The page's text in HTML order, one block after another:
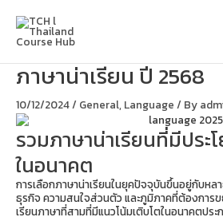
content
ภาษาน่าเรียน ปี 2568
10/12/2024/ General, Language / By
รวมภาษาน่าเรียนที่มีประ
ในอนาคต
การเลือกภาษาน่าเรียนในยุคปัจจุบันขึ้นอยู่กับหล
ธุรกิจ ความสนใจส่วนตัว และภูมิภาคที่ต้องการ
เรียนภาษาที่สามที่มีแนวโน้มเติบโตในอนาคตปร